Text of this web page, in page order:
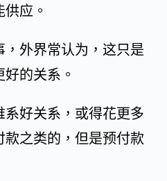
应。
外界常认为，这只是
的关系。
系好关系，或得花更多
之类的，但是预付款